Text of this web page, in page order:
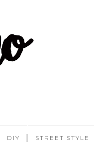
DIY | STREET STYLE